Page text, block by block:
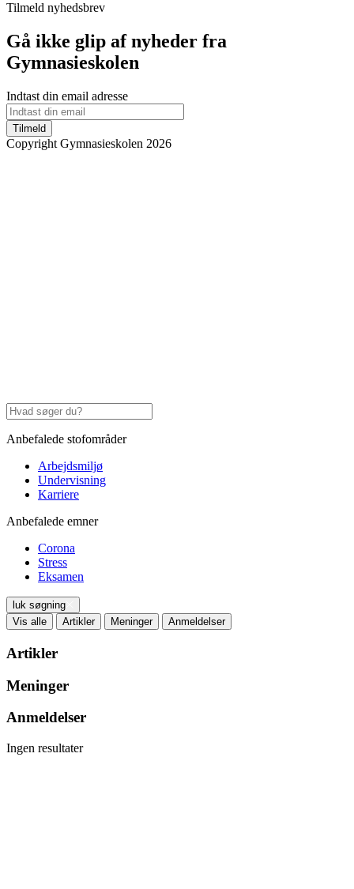
Tilmeld nyhedsbrev
Gå ikke glip af nyheder fra
Gymnasieskolen
Indtast din email adresse
Tilmeld
Copyright Gymnasieskolen 2026
Anbefalede stofområder
Arbejdsmiljø
Undervisning
Karriere
Anbefalede emner
Corona
Stress
Eksamen
luk søgning
Vis alle
Artikler Meninger Anmeldelser
Artikler
Meninger
Anmeldelser
Ingen resultater